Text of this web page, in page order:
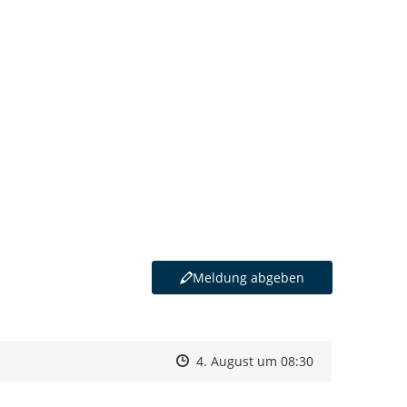
Meldung abgeben
Zeitpunkt des Erstellens
Zeitpunkt des Erstellens
4. August um 08:30Zur Äußerung